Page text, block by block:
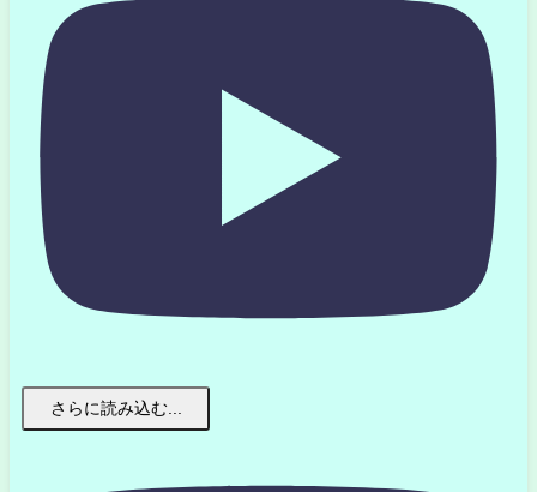
さらに読み込む...